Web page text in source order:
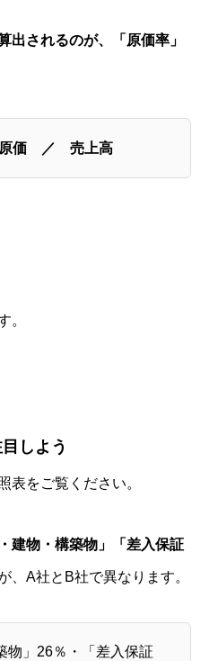
出されるのが、「原価率」
価 ／ 売上高
。
しよう
表をご覧ください。
・建物・構築物」「差入保証
、A社とB社で異なります。
物」26％・「差入保証